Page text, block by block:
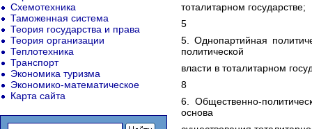
тоталитарном государстве;
5
5. Однопартийная
политической
власти в тоталитарном
8
6. Общественно-
основа
Схемотехника
Таможенная система
Теория государства и права
Теория организации
Теплотехника
Транспорт
Экономика туризма
Экономико-математическое
Карта сайта